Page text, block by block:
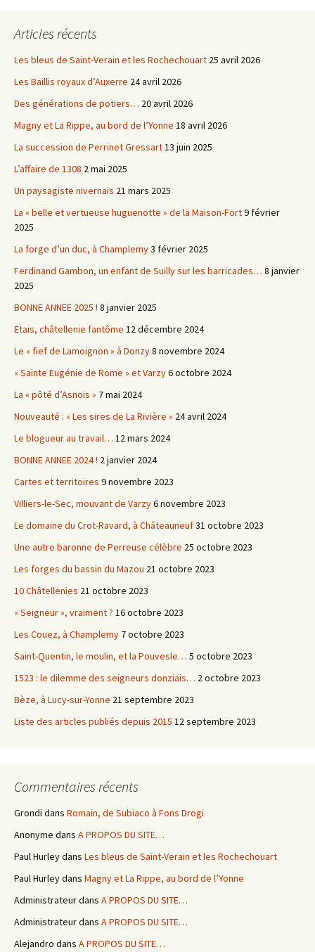
Articles récents
Les bleus de Saint-Verain et les Rochechouart 25 avril 2026
Les Baillis royaux d’Auxerre 24 avril 2026
Des générations de potiers… 20 avril 2026
Magny et La Rippe, au bord de l’Yonne 18 avril 2026
La succession de Perrinet Gressart13 juin 2025
L’affaire de 1308 2 mai 2025
Un paysagiste nivernais 21 mars 2025
La « belle et vertueuse huguenotte » de la Maison-Fort9 février
2025
La forge d’un duc, à Champlemy3 février 2025
Ferdinand Gambon, un enfant de Suilly sur les barricades… 8 janvier
2025
BONNE ANNEE 2025 ! 8 janvier 2025
Etais, châtellenie fantôme 12 décembre 2024
Le « fief de Lamoignon » à Donzy8 novembre 2024
« Sainte Eugénie de Rome » et Varzy6 octobre 2024
La « pôté d’Asnois » 7 mai 2024
Nouveauté : « Les sires de La Rivière » 24 avril 2024
Le blogueur au travail… 12 mars 2024
BONNE ANNEE 2024 ! 2 janvier 2024
Cartes et territoires 9 novembre 2023
Villiers-le-Sec, mouvant de Varzy6 novembre 2023
Le domaine du Crot-Ravard, à Châteauneuf31 octobre 2023
Une autre baronne de Perreuse célèbre 25 octobre 2023
Les forges du bassin du Mazou 21 octobre 2023
10 Châtellenies 21 octobre 2023
« Seigneur », vraiment ? 16 octobre 2023
Les Couez, à Champlemy 7 octobre 2023
Saint-Quentin, le moulin, et la Pouvesle… 5 octobre 2023
1523 : le dilemme des seigneurs donziais… 2 octobre 2023
Bèze, à Lucy-sur-Yonne 21 septembre 2023
Liste des articles publiés depuis 2015 12 septembre 2023
Commentaires récents
Grondi dans Romain, de Subiaco à Fons Drogi
Anonyme dans A PROPOS DU SITE…
Paul Hurleydans Les bleus de Saint-Verain et les Rochechouart
Paul Hurleydans Magny et La Rippe, au bord de l’Yonne
Administrateurdans A PROPOS DU SITE…
Administrateurdans A PROPOS DU SITE…
Alejandro dans A PROPOS DU SITE…